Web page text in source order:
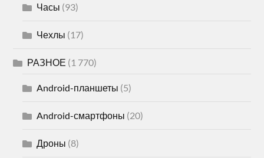
Часы (93)
Чехлы (17)
РАЗНОЕ (1 770)
Android-планшеты (5)
Android-смартфоны (20)
Дроны (8)